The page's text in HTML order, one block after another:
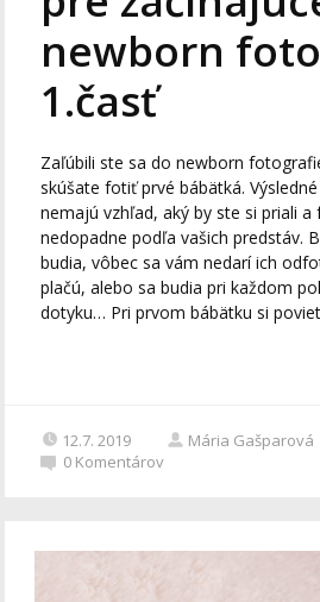
newborn
1.časť
Zaľúbili ste sa do newborn
skúšate fotiť prvé bábätká.
nemajú vzhľad, aký by ste si priali
nedopadne podľa vašich predstáv.
budia, vôbec sa vám nedarí ich
plačú, alebo sa budia pri každom
dotyku… Pri prvom bábätku si
12.7. 2019 Mária Gašparová
0 Komentárov